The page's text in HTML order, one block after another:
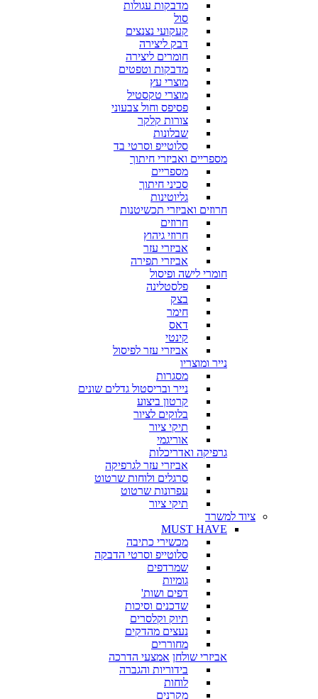
מדבקות עגולות
סול
קעקועי נצנצים
דבק ליצירה
חומרים ליצירה
מדבקות וטפטים
מוצרי עץ
מוצרי טקסטיל
פסיפס וחול צבעוני
צורות קלקר
שבלונות
סלוטייפ וסרטי בד
מספריים ואביזרי חיתוך
מספריים
סכיני חיתוך
גליוטינות
חרוזים ואביזרי תכשיטנות
חרוזים
חרוזי גיהוץ
אביזרי עזר
אביזרי תפירה
חומרי לישה ופיסול
פלסטלינה
בצק
חימר
דאס
קינטי
אביזרי עזר לפיסול
נייר ומוצריו
מסגרות
נייר ובריסטול גדלים שונים
קרטון ביצוע
בלוקים לציור
תיקי ציור
אוריגמי
גרפיקה ואדריכלות
אביזרי עזר לגרפיקה
סרגלים ולוחות שרטוט
עפרונות שרטוט
תיקי ציור
ציוד למשרד
MUST HAVE
מכשירי כתיבה
סלוטייפ וסרטי הדבקה
שמרדפים
גומיות
דפים ושות'
שדכנים וסיכות
תיוק וקלסרים
נעצים מהדקים
מחוררים
אביזרי שולחן אמצעי הדרכה
בידוריות והגברה
לוחות
מקרנים